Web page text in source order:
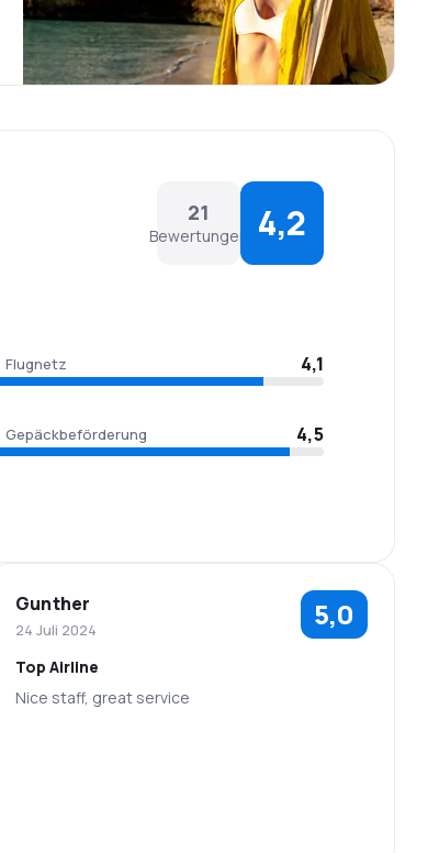
21
Bewertungen 4,2
Flugnetz 4,1
Gepäckbeförderung 4,5
Gunther
24 Juli 2024 5,0
Top Airline
Nice staff, great service